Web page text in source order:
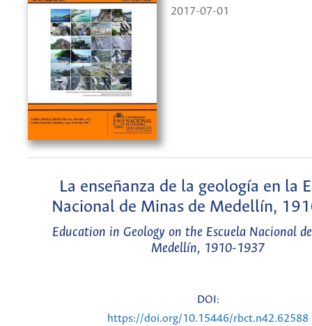
2017-07-01
La enseñanza de la geología en la
Nacional de Minas de Medellín,
Education in Geology on the Escuela Nacional
Medellín, 1910-1937
DOI:
https://doi.org/10.15446/rbct.n42.62588